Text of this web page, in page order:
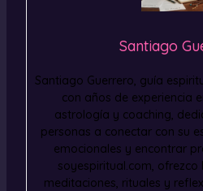
Santiago
Santiago Guerrero, guía
con años de experiencia
astrología y coaching,
personas a conectar con su
emocionales y encontrar
soyespiritual.com,
meditaciones, rituales y